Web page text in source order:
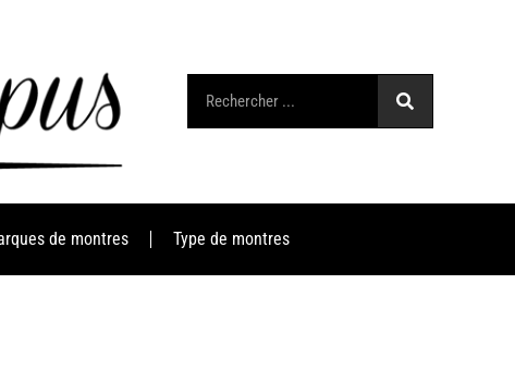
de montres Type de montres